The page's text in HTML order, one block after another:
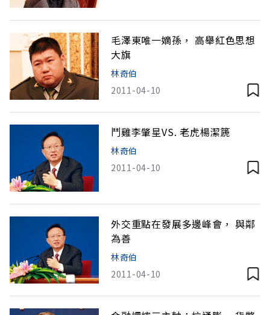
毛澤東唯一嫡孫， 高舉紅色思想
大旗
林奇伯
2011-04-10
鬥雞李肇星VS. 老虎楊潔篪
林奇伯
2011-04-10
外交重點在發展多邊峰會， 與鄰
為善
林奇伯
2011-04-10